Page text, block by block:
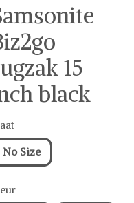
15
black
No Size